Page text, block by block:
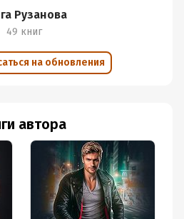
Рузанова
49 книг
на обновления
автора